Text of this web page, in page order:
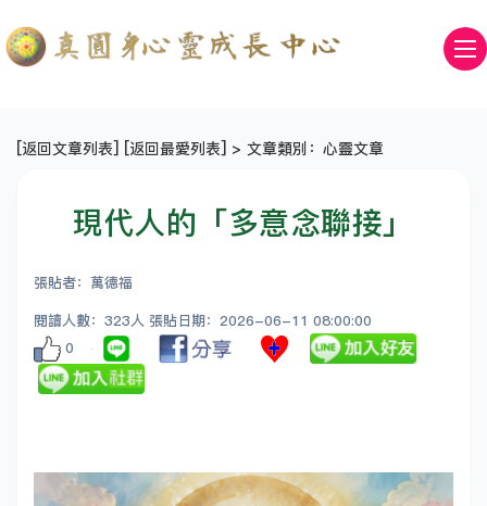
[返回文章列表] [返回最愛列表] > 文章類別：心靈文章
現代人的「多意念聯接」
張貼者：萬德福
閱讀人數：323人 張貼日期：2026-06-11 08:00:00
0